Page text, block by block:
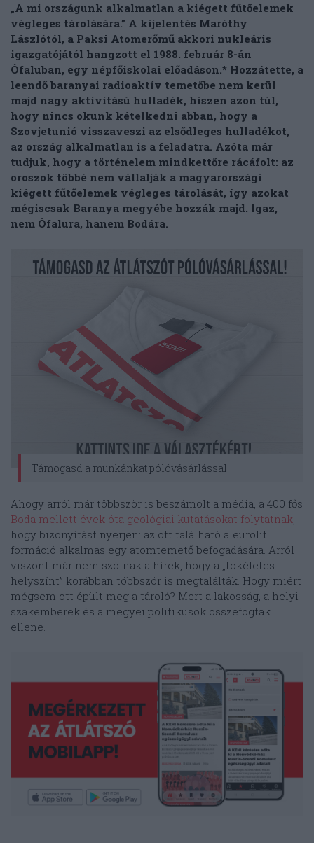
„A mi országunk alkalmatlan a kiégett fűtőelemek
végleges tárolására.” A kijelentés Maróthy
Lászlótól, a Paksi Atomerőmű akkori nukleáris
igazgatójától hangzott el 1988. február 8-án
Ófaluban, egy népfőiskolai előadáson.* Hozzátette, a
leendő baranyai radioaktív temetőbe nem kerül
majd nagy aktivitású hulladék, hiszen azon túl,
hogy nincs okunk kételkedni abban, hogy a
Szovjetunió visszaveszi az elsődleges hulladékot,
az ország alkalmatlan is a feladatra. Azóta már
tudjuk, hogy a történelem mindkettőre rácáfolt: az
oroszok többé nem vállalják a magyarországi
kiégett fűtőelemek végleges tárolását, így azokat
mégiscsak Baranya megyébe hozzák majd. Igaz,
nem Ófalura, hanem Bodára.
Támogasd a munkánkat pólóvásárlással!
Ahogy arról már többször is beszámolt a média, a 400 fős
Boda mellett évek óta geológiai kutatásokat folytatnak
hogy bizonyítást nyerjen: az ott található aleurolit
formáció alkalmas egy atomtemető befogadására. Arról
viszont már nem szólnak a hírek, hogy a „tökéletes
helyszínt” korábban többször is megtalálták. Hogy miért
mégsem ott épült meg a tároló? Mert a lakosság, a helyi
szakemberek és a megyei politikusok összefogtak
ellene.